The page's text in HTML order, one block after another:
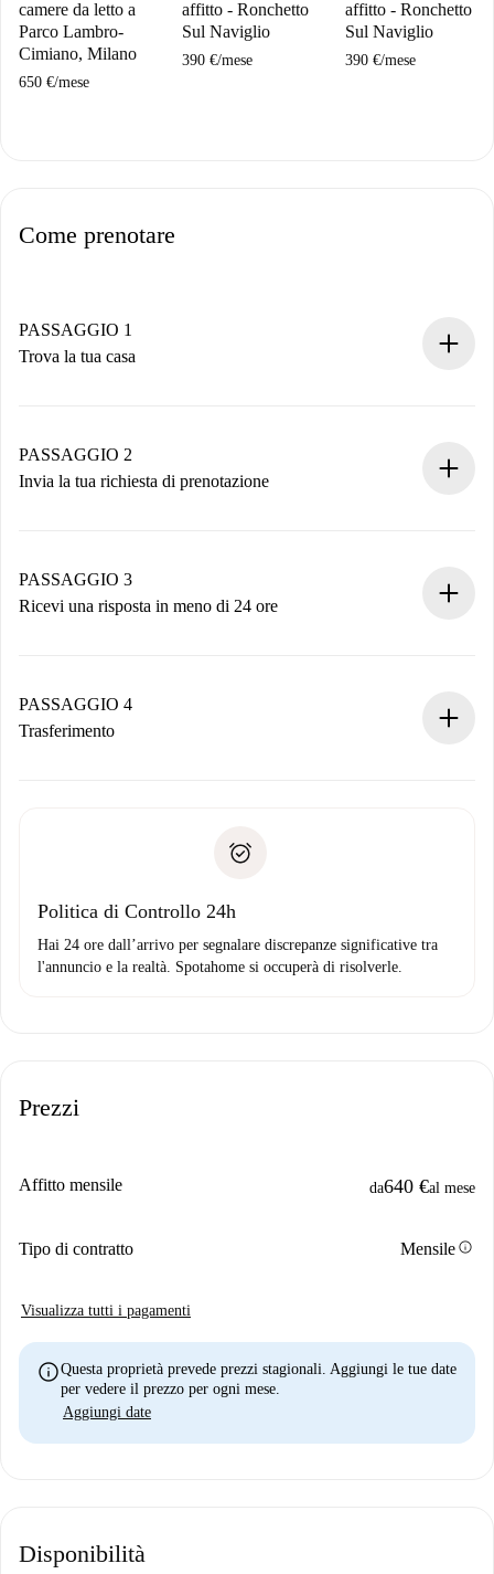
camere da letto a
Parco Lambro-
Cimiano, Milano
650 €/mese
affitto - Ronchetto
Sul Naviglio
390 €/mese
affitto - Ronchetto
Sul Naviglio
390 €/mese
Come prenotare
PASSAGGIO 1
Trova la tua casa
Hai tutte le informazioni necessarie in anticipo.
PASSAGGIO 2
Invia la tua richiesta di prenotazione
non accetta.
PASSAGGIO 3
Ricevi una risposta in meno di 24 ore
contatto con il proprietario.
Se rifiutata: non ti addebiteremo nulla e ti proporremo
Domiciliazione del pagamento
PASSAGGIO 4
Trasferimento
solo se non segnali problemi.
Politica di Controllo 24h
Hai 24 ore dall’arrivo per segnalare discrepanze significative tra
l'annuncio e la realtà. Spotahome si occuperà di risolverle.
Prezzi
Affitto mensile da640 €al mese
Tipo di contratto Mensileinfo
Visualizza tutti i pagamenti
infoQuesta proprietà prevede prezzi stagionali. Aggiungi le tue date
per vedere il prezzo per ogni mese.
Aggiungi date
Disponibilità